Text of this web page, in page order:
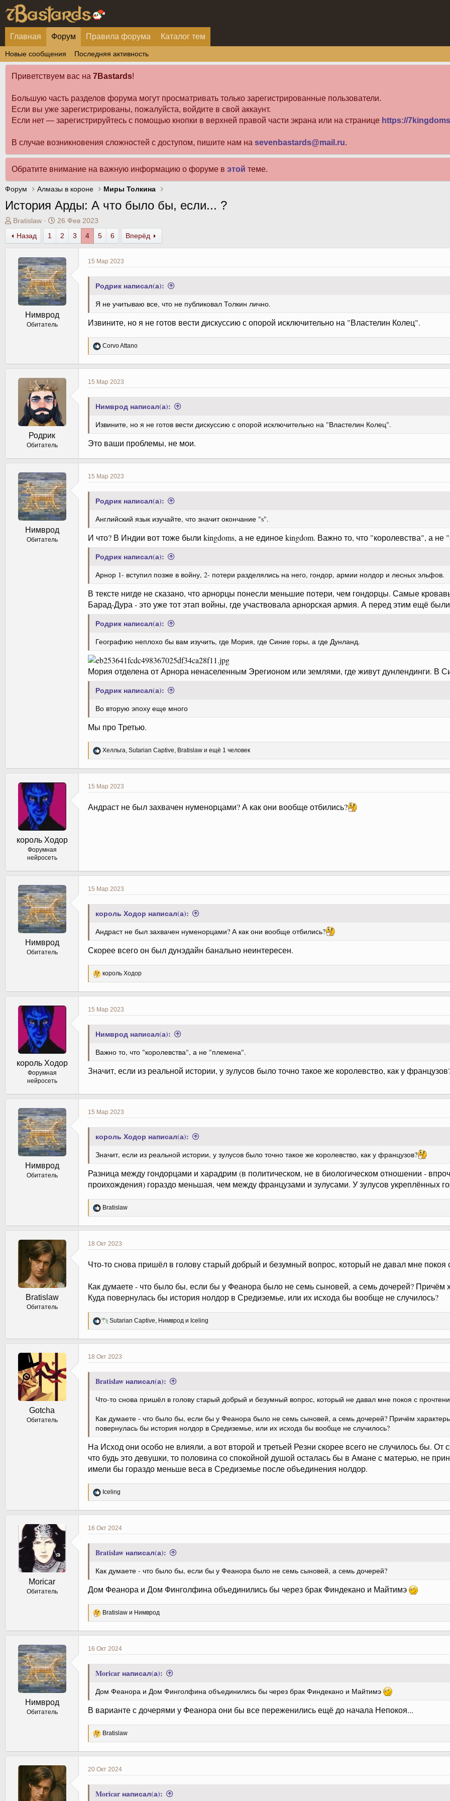
Главная Форум Правила форума Каталог тем
Новые сообщения Последняя активность
Приветствуем вас на 7Bastards!
Большую часть разделов форума могут просматривать только зарегистрированные пользователи.
Если вы уже зарегистрированы, пожалуйста, войдите в свой аккаунт.
Если нет — зарегистрируйтесь с помощью кнопки в верхней правой части экрана или на странице https://
В случае возникновения сложностей с доступом, пишите нам на sevenbastards@mail.ru.
Обратите внимание на важную информацию о форуме в этой теме.
Форум Алмазы в короне Миры Толкина
История Арды: А что было бы, если... ?
А
в
т
Bratislaw
Д
а
н
а
ч
а
л
а
26 Фев 2023
Назад
1 2 3 4 5 6 Вперёд
Нимврод
Обитатель
15 Мар 2023
Родрик написал(а):
Я не учитываю все, что не публиковал Толкин лично.
Извините, но я не готов вести дискуссию с опорой исключительно на "Властелин Колец".
Р
к
и
Corvo Attano
Родрик
Обитатель
15 Мар 2023
Нимврод написал(а):
Извините, но я не готов вести дискуссию с опорой исключительно на "Властелин Колец".
Это ваши проблемы, не мои.
Нимврод
Обитатель
15 Мар 2023
Родрик написал(а):
Английский язык изучайте, что значит окончание "s".
И что? В Индии вот тоже были kingdoms, а не единое kingdom. Важно то, что "королевства", а не
Родрик написал(а):
Арнор 1- вступил позже в войну, 2- потери разделялись на него, гондор, армии нолдор и лесных эльфов.
В тексте нигде не сказано, что арнорцы понесли меньшие потери, чем гондорцы. Самые
Барад-Дура - это уже тот этап войны, где участвовала арнорская армия. А перед этим ещё
Родрик написал(а):
Географию неплохо бы вам изучить, где Мория, где Синие горы, а где Дунланд.
Мория отделена от Арнора ненаселенным Эрегионом или землями, где живут дунлендинги. В
Родрик написал(а):
Во вторую эпоху еще много
Мы про Третью.
Р
к
и
:
Хелльга Sutarian Captive Bratislaw и ещё 1 человек
король Ходор
Форумная
нейросеть
15 Мар 2023
Андраст не был захвачен нуменорцами? А как они вообще отбились?
Нимврод
Обитатель
15 Мар 2023
король Ходор написал(а):
Андраст не был захвачен нуменорцами? А как они вообще отбились?
Скорее всего он был дунэдайн банально неинтересен.
Р
к
и
король Ходор
король Ходор
Форумная
нейросеть
15 Мар 2023
Нимврод написал(а):
Важно то, что "королевства", а не "племена".
Значит, если из реальной истории, у зулусов было точно такое же королевство, как у
Нимврод
Обитатель
15 Мар 2023
король Ходор написал(а):
Значит, если из реальной истории, у зулусов было точно такое же королевство, как у французов?
Разница между гондорцами и харадрим (в политическом, не в биологическом отношении -
проихождения) гораздо меньшая, чем между французами и зулусами. У зулусов укреплённых
Р
к
и
Bratislaw
Bratislaw
Обитатель
18 Окт 2023
Что-то снова пришёл в голову старый добрый и безумный вопрос, который не давал мне
Как думаете - что было бы, если бы у Феанора было не семь сыновей, а семь дочерей? Причём
Куда повернулась бы история нолдор в Средиземье, или их исхода бы вообще не случилось?
Р
к
и
Sutarian Captive Нимврод и Iceling
Gotcha
Обитатель
18 Окт 2023
Bratislaw написал(а):
Что-то снова пришёл в голову старый добрый и безумный вопрос, который не давал мне покоя с
Как думаете - что было бы, если бы у Феанора было не семь сыновей, а семь дочерей? Причём
повернулась бы история нолдор в Средиземье, или их исхода бы вообще не случилось?
На Исход они особо не влияли, а вот второй и третьей Резни скорее всего не случилось бы.
что будь это девушки, то половина со спокойной душой осталась бы в Амане с матерью, не
имели бы гораздо меньше веса в Средиземье после объединения нолдор.
Р
к
и
Iceling
Moricar
Обитатель
16 Окт 2024
Bratislaw написал(а):
Как думаете - что было бы, если бы у Феанора было не семь сыновей, а семь дочерей?
Дом Феанора и Дом Финголфина объединились бы через брак Финдекано и Майтимэ
Р
к
и
Bratislaw и Нимврод
Нимврод
Обитатель
16 Окт 2024
Moricar написал(а):
Дом Феанора и Дом Финголфина объединились бы через брак Финдекано и Майтимэ
В варианте с дочерями у Феанора они бы все переженились ещё до начала Непокоя...
Р
к
и
Bratislaw
20 Окт 2024
Moricar написал(а):